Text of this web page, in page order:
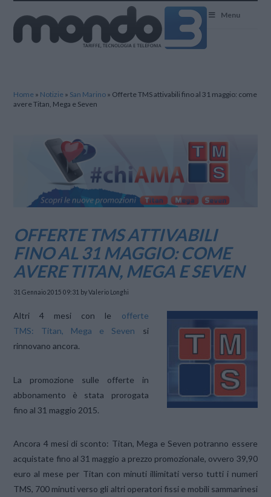
Menu
Home » Notizie » San Marino » Offerte TMS attivabili fino al 31 maggio: come
avere Titan, Mega e Seven
OFFERTE TMS ATTIVABILI
FINO AL 31 MAGGIO: COME
AVERE TITAN, MEGA E SEVEN
31 Gennaio 2015 09:31 by Valerio Longhi
Altri 4 mesi con le offerte
TMS: Titan, Mega e Seven si
rinnovano ancora.
La promozione sulle offerte in
abbonamento è stata prorogata
fino al 31 maggio 2015.
Ancora 4 mesi di sconto: Titan, Mega e Seven potranno essere
acquistate fino al 31 maggio a prezzo promozionale, ovvero 39,90
euro al mese per Titan con minuti illimitativerso tutti i numeri
TMS, 700 minuti verso gli altri operatori fissi e mobili sammarinesi